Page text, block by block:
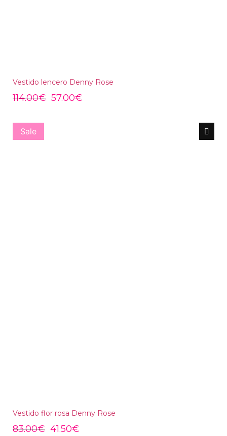
Vestido lencero Denny Rose
114.00€ 57.00€
Sale
Vestido flor rosa Denny Rose
83.00€ 41.50€